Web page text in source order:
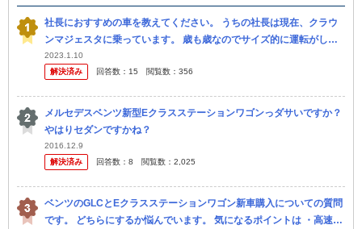
社長におすすめの車を教えてください。 うちの社長は現在、クラウ
ンマジェスタに乗っています。 歳も歳なのでサイズ的に運転がしに
くく、車を変えたいそうです。 ノーズとお尻が長くて止めるとき面
倒なんだ...
2023.1.10
解決済み
回答数： 15 閲覧数： 356
メルセデスベンツ新型Eクラスステーションワゴンっダサいですか？
やはりセダンですかね？
2016.12.9
解決済み
回答数： 8 閲覧数： 2,025
ベンツのGLCとEクラスステーションワゴン新車購入についての質問
です。 どちらにするか悩んでいます。 気になるポイントは ・高速道